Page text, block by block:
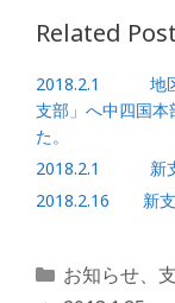
o
o
k
Related
2018.2.1 地区
支部」へ中四国本
た。
2018.2.1 新支
2018.2.16 新支
カ
お知らせ、